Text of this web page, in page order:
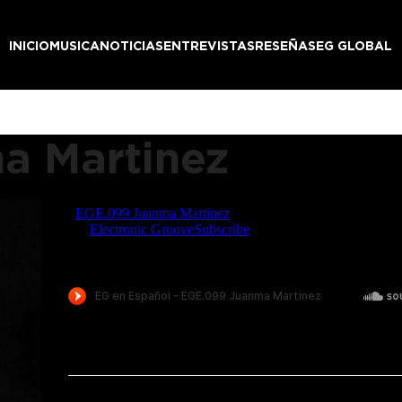
INICIOMUSICANOTICIASENTREVISTASRESEÑASEG GLOBAL
Martinez